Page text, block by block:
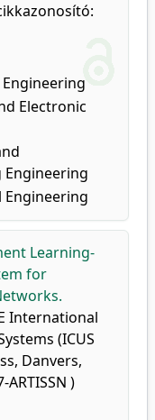
Electronic
Learning-
for
International
(ICUS
Danvers,
ARTISSN )